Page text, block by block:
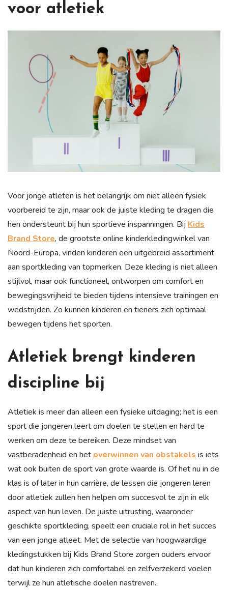
voor atletiek
Voor jonge atleten is het belangrijk om niet alleen fysiek
voorbereid te zijn, maar ook de juiste kleding te dragen die
hen ondersteunt bij hun sportieve inspanningen. Bij Kids
Brand Store, de grootste online kinderkledingwinkel van
Noord-Europa, vinden kinderen een uitgebreid assortiment
aan sportkleding van topmerken. Deze kleding is niet alleen
stijlvol, maar ook functioneel, ontworpen om comfort en
bewegingsvrijheid te bieden tijdens intensieve trainingen en
wedstrijden. Zo kunnen kinderen en tieners zich optimaal
bewegen tijdens het sporten.
Atletiek brengt kinderen
discipline bij
Atletiek is meer dan alleen een fysieke uitdaging; het is een
sport die jongeren leert om doelen te stellen en hard te
werken om deze te bereiken. Deze mindset van
vastberadenheid en het overwinnen van obstakels is iets
wat ook buiten de sport van grote waarde is. Of het nu in de
klas is of later in hun carrière, de lessen die jongeren leren
door atletiek zullen hen helpen om succesvol te zijn in elk
aspect van hun leven. De juiste uitrusting, waaronder
geschikte sportkleding, speelt een cruciale rol in het succes
van een jonge atleet. Met de selectie van hoogwaardige
kledingstukken bij Kids Brand Store zorgen ouders ervoor
dat hun kinderen zich comfortabel en zelfverzekerd voelen
terwijl ze hun atletische doelen nastreven.